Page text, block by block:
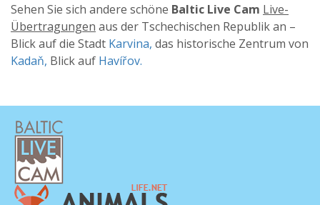
Sehen Sie sich andere schöne Baltic Live Cam Live-
Übertragungen aus der Tschechischen Republik an –
Blick auf die Stadt Karvina, das historische Zentrum von
Kadaň, Blick auf Havířov.